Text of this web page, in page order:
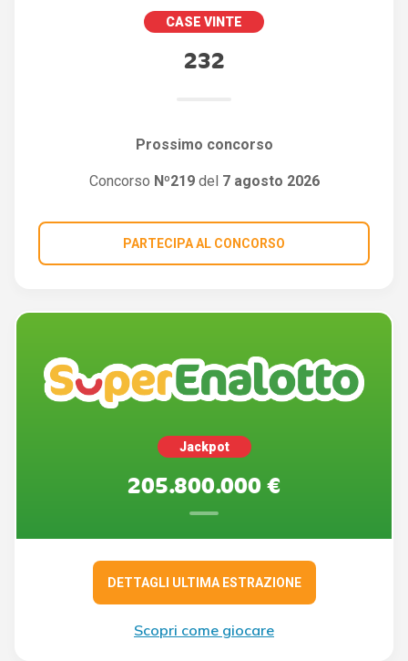
CASE VINTE
232
Prossimo concorso
Concorso Nº219del 7 agosto 2026
PARTECIPA AL CONCORSO
Jackpot
205.800.000 €
DETTAGLI ULTIMA ESTRAZIONE
Scopri come giocare